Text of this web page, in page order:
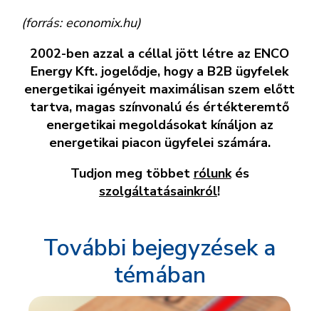
(forrás: economix.hu)
2002-ben azzal a céllal jött létre az ENCO
Energy Kft. jogelődje, hogy a B2B ügyfelek
energetikai igényeit maximálisan szem előtt
tartva, magas színvonalú és értékteremtő
energetikai megoldásokat kínáljon az
energetikai piacon ügyfelei számára.
Tudjon meg többet rólunkés
szolgáltatásainkról!
További bejegyzések a
témában